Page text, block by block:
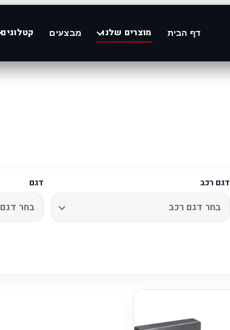
דף הבית מוצרים שלנו מבצעים קטלוגים
דגם רכב דגם